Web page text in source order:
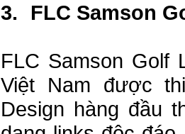
3. FLC Samson
FLC Samson Golf
Việt Nam được
Design hàng đầu